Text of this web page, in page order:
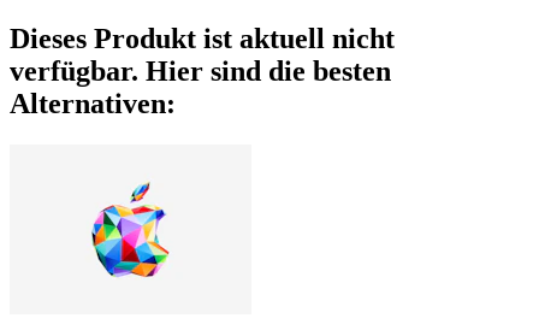
Dieses Produkt ist aktuell nicht
verfügbar. Hier sind die besten
Alternativen: